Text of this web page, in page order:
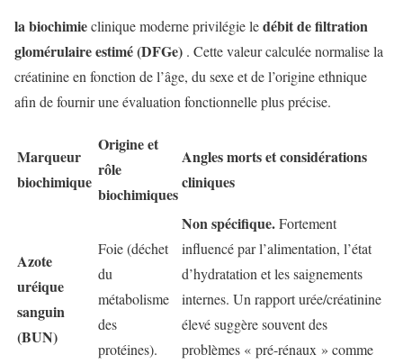
la biochimieclinique moderne privilégie ledébit de filtration
glomérulaire estimé (DFGe) . Cette valeur calculée normalise la
créatinine en fonction de l’âge, du sexe et de l’origine ethnique
afin de fournir une évaluation fonctionnelle plus précise.
Marqueur
biochimique
Origine et
rôle
biochimiques
Angles morts et considérations
cliniques
Azote
uréique
sanguin
(BUN)
Foie (déchet
du
métabolisme
des
protéines).
Non spécifique.Fortement
influencé par l’alimentation, l’état
d’hydratation et les saignements
internes. Un rapport urée/créatinine
élevé suggère souvent des
problèmes « pré-rénaux » comme